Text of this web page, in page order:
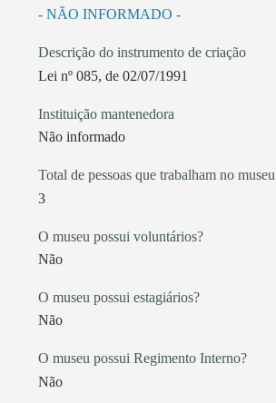
- NÃO INFORMADO -
Descrição do instrumento de criação
Lei nº 085, de 02/07/1991
Instituição mantenedora
Não informado
Total de pessoas que trabalham no museu
3
O museu possui voluntários?
Não
O museu possui estagiários?
Não
O museu possui Regimento Interno?
Não